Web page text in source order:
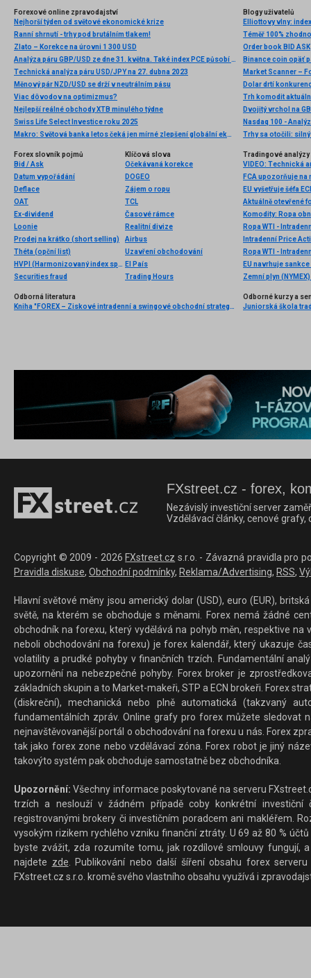
Forexové online zpravodajství
Nejhorší týden od světové ekonomické krize
Ranní shrnutí - trhy pod brutálním tlakem!
Zlato – Korekce na úrovni 1 300 USD
Analýza páru GBP/USD ze dne 31. května. Také index PCE působí proti dolaru
Technická analýza páru USD/JPY na 27. dubna 2023
Měnový pár NZD/USD se drží v neutrálním pásu
Viac dôvodov na optimizmus?
Nejlepší reálné obchody XTB minulého týdne
Swiss Life Select Investice roku 2025
Makro: Světová banka letos čeká jen mírné zlepšení globální ekonomiky
Blogy uživatelů
Téměř 100%
Order book BID ASK
Binance coin opäť
Market Scanner –
Trh komodit
Nasdaq 100 -
Trhy sa otočili:
Forex slovník pojmů
Bid / Ask
Datum vypořádání
Deflace
OAT
Ex-dividend
Loonie
Prodej na krátko (short selling)
Théta (opční list)
HVPI (Harmonizovaný index spotřebitelských cen)
Securities fraud
Klíčová slova
Očekávaná korekce
DOGEO
Zájem o ropu
TCL
Časové rámce
Realitní divize
Airbus
Uzavření obchodování
El País
Trading Hours
Tradingové analýzy
FCA upozorňuje
EU vyšetřuje šéfa
Aktuálně otevřené
Komodity: Ropa
Ropa WTI -
Intradenní Price
Ropa WTI -
EU navrhuje
Zemní plyn
Odborná literatura
Kniha "FOREX – Ziskové intradenní a swingové obchodní strategie" od Kathy Lien vychází v češtině!
Odborné kurzy a
Juniorská škola
FXstreet.cz - forex,
Nezávislý investiční server
Vzdělávací články, cenové
Copyright © 2009 - 2026 FXstreet.cz s.r.o. - Závazná pravidla pro
Pravidla diskuse, Obchodní podmínky, Reklama/Advertising, RSS,
Hlavní světové měny jsou americký dolar (USD), euro (EUR),
světě, na kterém se obchoduje s měnami. Forex nemá žádné
obchodník na forexu, který vydělává na pohyb měn, respektive
neboli obchodování na forexu) je forex kalendář, který ukazuje
volatility a prudké pohyby v finančních trzích. Fundamentální
upozornění na nebezpečné pohyby. Forex broker je
základních skupin a to Market-makeři, STP a ECN brokeři. Forex
(diskreční), mechanická nebo plně automatická (takzvaný
fundamentálních zpráv. Online grafy pro forex můžete sledovat
nejnavštěvovanější portál o obchodování na forexu u nás. Forex
tak jako forex zone nebo vzdělávací zóna. Forex robot je jiný
takovýto systém pak obchoduje samostatně bez obchodníka.
Upozornění: Všechny informace poskytované na serveru
trzích a neslouží v žádném případě coby konkrétní investiční
registrovanými brokery či investičním poradcem ani makléřem.
vysokým rizikem rychlého vzniku finanční ztráty. U 69 až 80 %
byste zvážit, zda rozumíte tomu, jak rozdílové smlouvy fungují,
najdete zde. Publikování nebo další šíření obsahu forex
FXstreet.cz s.r.o. kromě svého vlastního obsahu využívá i